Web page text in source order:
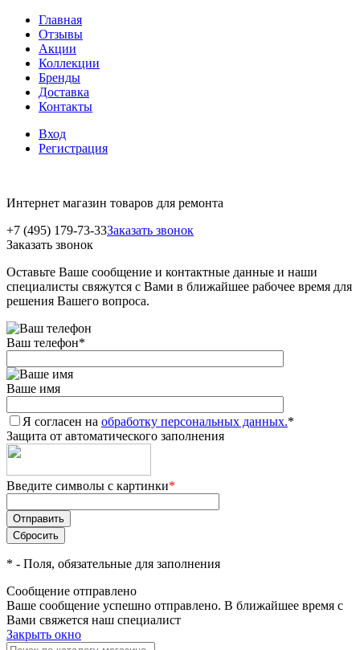
Главная
Отзывы
Акции
Коллекции
Бренды
Доставка
Контакты
Вход
Регистрация
Интернет магазин товаров для ремонта
+7 (495) 179-73-33Заказать звонок
Заказать звонок
Оставьте Ваше сообщение и контактные данные и наши
специалисты свяжутся с Вами в ближайшее рабочее время для
решения Вашего вопроса.
Ваш телефон*
Ваше имя
Я согласен на обработку персональных данных.*
Защита от автоматического заполнения
Введите символы с картинки*
* - Поля, обязательные для заполнения
Сообщение отправлено
Ваше сообщение успешно отправлено. В ближайшее время с
Вами свяжется наш специалист
Закрыть окно